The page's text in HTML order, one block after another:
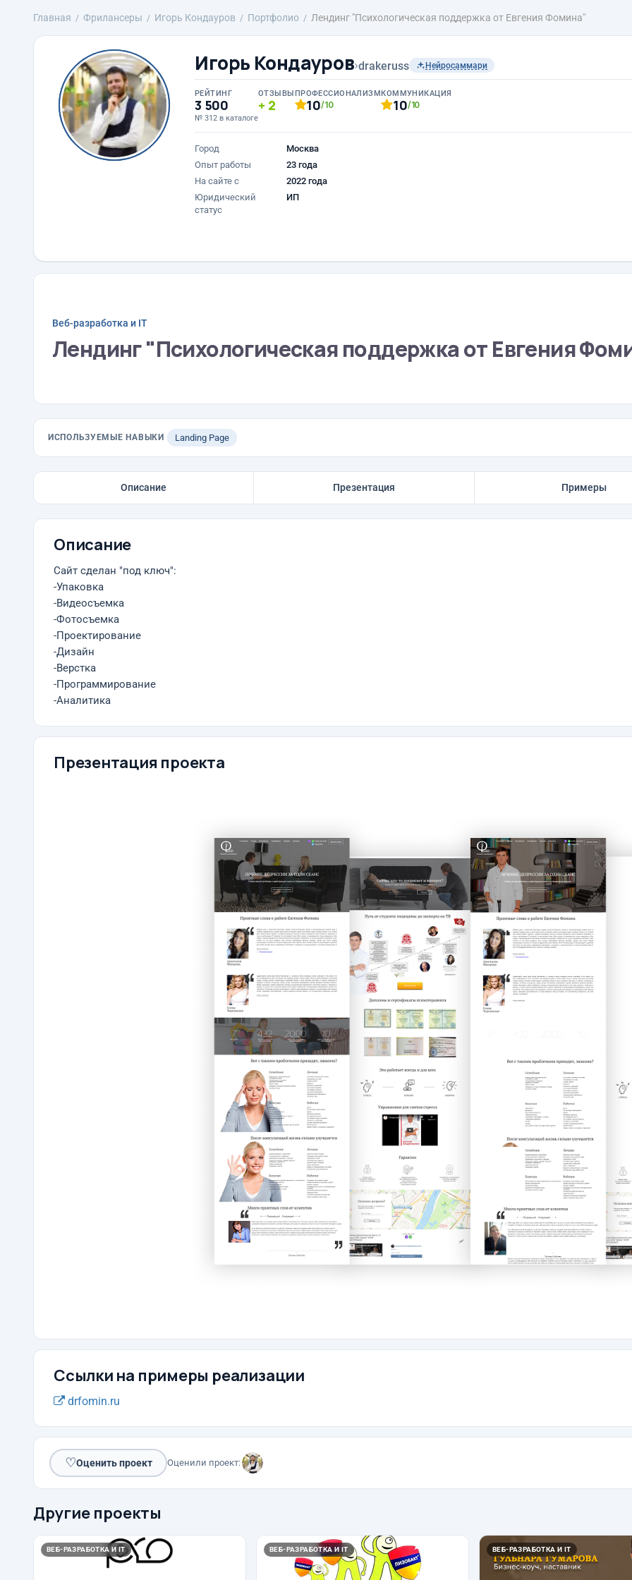
Главная Фрилансеры Игорь Кондауров Портфолио Лендинг "Психологическая поддержка от Евгения Фомина"
Игорь Кондауров›drakeruss Нейросаммари
РЕЙТИНГ
3 500
№ 312 в каталоге
ОТЗЫВЫ
2
ПРОФЕССИОНАЛИЗМ
10/10
КОММУНИКАЦИЯ
10/10
Город
Москва
Опыт работы
23 года
На сайте с
2022 года
Юридический
статус
ИП
Веб-разработка и IT
Лендинг "Психологическая поддержка от Евгения
ИСПОЛЬЗУЕМЫЕ НАВЫКИ Landing Page
Описание Презентация Примеры
Описание
Сайт сделан "под ключ":
-Упаковка
-Видеосъемка
-Фотосъемка
-Проектирование
-Дизайн
-Верстка
-Программирование
-Аналитика
Презентация проекта
Ссылки на примеры реализации
drfomin.ru
♡Оценить проект Оценили проект:
Другие проекты
ВЕБ-РАЗРАБОТКА И IT ВЕБ-РАЗРАБОТКА И IT ВЕБ-РАЗРАБОТКА И IT